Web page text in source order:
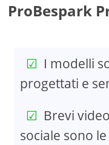
ProBespark
I modelli
progettati e
Brevi
sociale sono